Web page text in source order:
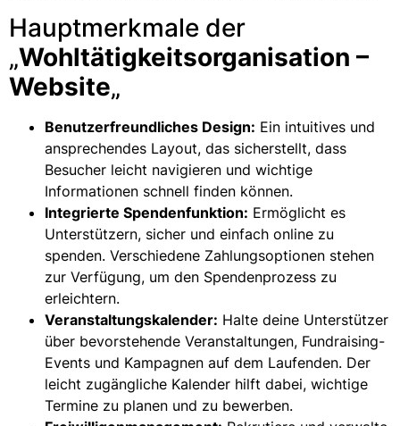
Hauptmerkmale der
„Wohltätigkeitsorganisation –
Website„
Benutzerfreundliches Design: Ein intuitives und
ansprechendes Layout, das sicherstellt, dass
Besucher leicht navigieren und wichtige
Informationen schnell finden können.
Integrierte Spendenfunktion: Ermöglicht es
Unterstützern, sicher und einfach online zu
spenden. Verschiedene Zahlungsoptionen stehen
zur Verfügung, um den Spendenprozess zu
erleichtern.
Veranstaltungskalender: Halte deine Unterstützer
über bevorstehende Veranstaltungen, Fundraising-
Events und Kampagnen auf dem Laufenden. Der
leicht zugängliche Kalender hilft dabei, wichtige
Termine zu planen und zu bewerben.